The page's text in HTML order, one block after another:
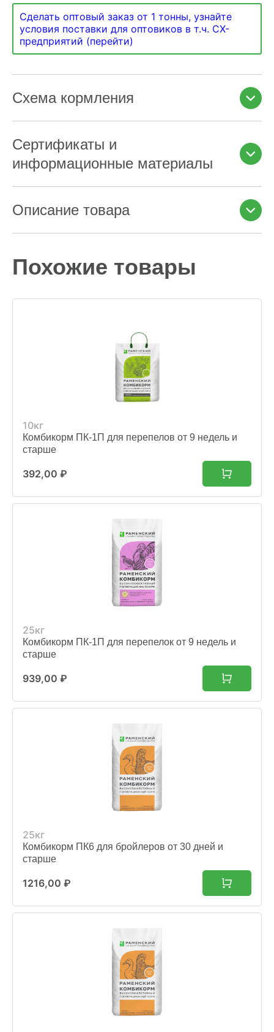
Сделать оптовый заказ от 1 тонны, узнайте
условия поставки для оптовиков в т.ч. СХ-
предприятий (перейти)
Схема кормления
Сертификаты и
информационные материалы
Описание товара
Похожие товары
10кг
Комбикорм ПК-1П для перепелов от 9 недель и
старше
392,00 ₽
25кг
Комбикорм ПК-1П для перепелок от 9 недель и
старше
939,00 ₽
25кг
Комбикорм ПК6 для бройлеров от 30 дней и
старше
1216,00 ₽